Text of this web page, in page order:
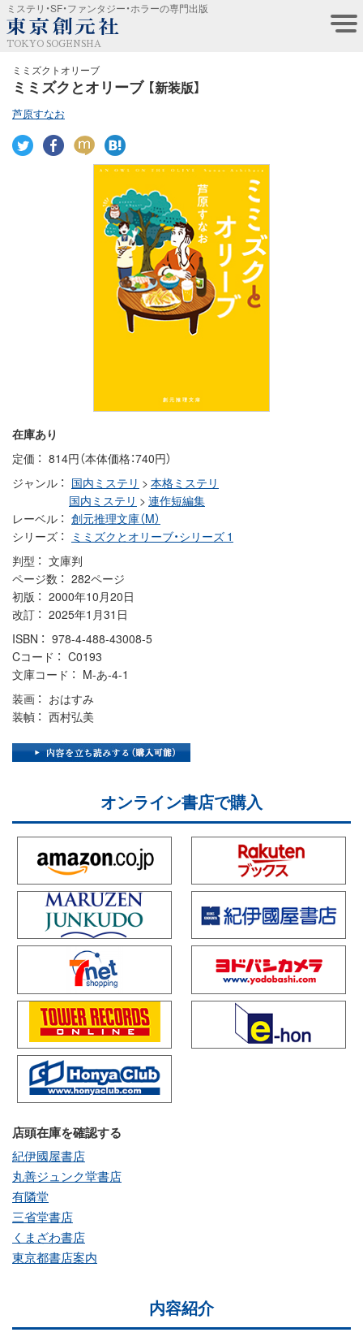
ミステリ・SF・ファンタジー・ホラーの専門出版
TOKYO SOGENSHA
ミミズクトオリーブ
ミミズクとオリーブ 【新装版】
芦原すなお
在庫あり
定価
814円（本体価格：740円）
ジャンル
国内ミステリ > 本格ミステリ
国内ミステリ > 連作短編集
レーベル
創元推理文庫（M）
シリーズ
ミミズクとオリーブ・シリーズ 1
判型
文庫判
ページ数
282ページ
初版
2000年10月20日
改訂
2025年1月31日
ISBN
978-4-488-43008-5
Cコード
C0193
文庫コード
M-あ-4-1
装画
おはすみ
装幀
西村弘美
オンライン書店で購入
店頭在庫を確認する
紀伊國屋書店
丸善ジュンク堂書店
有隣堂
三省堂書店
くまざわ書店
東京都書店案内
内容紹介